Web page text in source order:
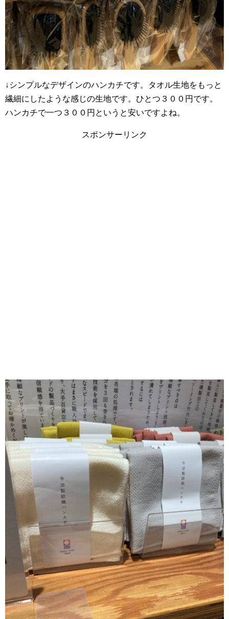
↓シンプルなデザインのハンカチです。タオル生地をもっと
繊細にしたような感じの生地です。ひとつ３００円です。
ハンカチで一つ３００円というと安いですよね。
スポンサーリンク